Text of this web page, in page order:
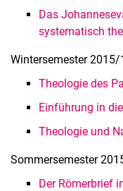
Das
systematisch
Win­ter­se­mes­ter 2015/
Theologie des
Einführung in
Theologie und
Som­mer­se­mes­ter
Der Römerbrief